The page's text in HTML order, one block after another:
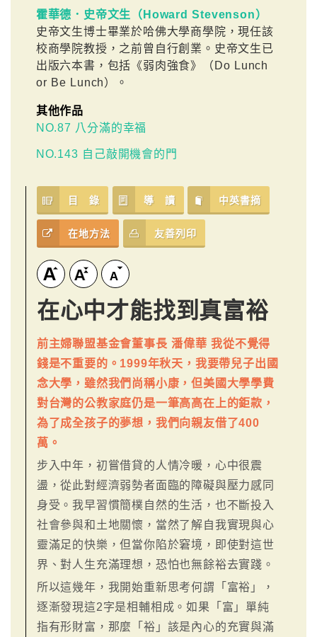
霍華德．史帝文生（Howard Stevenson）
史帝文生博士畢業於哈佛大學商學院，現任該
校商學院教授，之前曾自行創業。史帝文生已
出版六本書，包括《弱肉強食》（Do Lunch
or Be Lunch）。
其他作品
NO.87 八分滿的幸福
NO.143 自己敲開機會的門
目 錄 導 讀 中英書摘
在地方法 友善列印
在心中才能找到真富裕
前主婦聯盟基金會董事長 潘偉華 我從不覺得
錢是不重要的。1999年秋天，我要帶兒子出國
念大學，雖然我們尚稱小康，但美國大學學費
對台灣的公教家庭仍是一筆高高在上的鉅款，
為了成全孩子的夢想，我們向親友借了400
萬。
步入中年，初嘗借貸的人情冷暖，心中很震
盪，從此對經濟弱勢者面臨的障礙與壓力感同
身受。我早習慣簡樸自然的生活，也不斷投入
社會參與和土地關懷，當然了解自我實現與心
靈滿足的快樂，但當你陷於窘境，即使對這世
界、對人生充滿理想，恐怕也無餘裕去實踐。
所以這幾年，我開始重新思考何謂「富裕」，
逐漸發現這2字是相輔相成。如果「富」單純
指有形財富，那麼「裕」該是內心的充實與滿